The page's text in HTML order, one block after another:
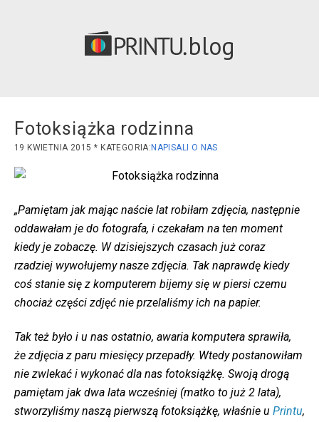
blog
Fotoksiążka rodzinna
19 KWIETNIA 2015 NAPISALI O NAS
„Pamiętam jak mając naście lat robiłam zdjęcia, następnie
oddawałam je do fotografa, i czekałam na ten moment
kiedy je zobaczę. W dzisiejszych czasach już coraz
rzadziej wywołujemy nasze zdjęcia. Tak naprawdę kiedy
coś stanie się z komputerem bijemy się w piersi czemu
chociaż części zdjęć nie przelaliśmy ich na papier.
Tak też było i u nas ostatnio, awaria komputera sprawiła,
że zdjęcia z paru miesięcy przepadły. Wtedy postanowiłam
nie zwlekać i wykonać dla nas fotoksiążkę. Swoją drogą
pamiętam jak dwa lata wcześniej (matko to już 2 lata),
stworzyliśmy naszą pierwszą fotoksiążkę, właśnie u Printu,